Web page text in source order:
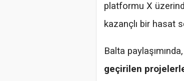
platformu X
kazançlı bir hasat
Balta paylaşımında,
geçirilen